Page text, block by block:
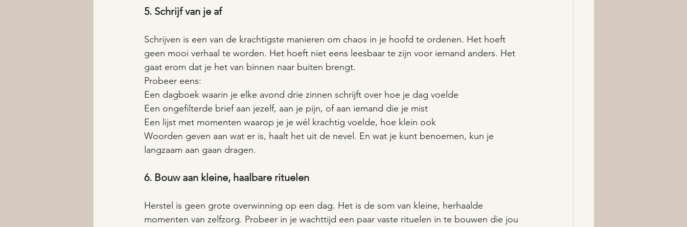
5. Schrijf van je af
Schrijven is een van de krachtigste manieren om chaos in je hoofd te ordenen. Het hoeft
geen mooi verhaal te worden. Het hoeft niet eens leesbaar te zijn voor iemand anders. Het
gaat erom dat je het van binnen naar buiten brengt.
Probeer eens:
Een dagboek waarin je elke avond drie zinnen schrijft over hoe je dag voelde
Een ongefilterde brief aan jezelf, aan je pijn, of aan iemand die je mist
Een lijst met momenten waarop je je wél krachtig voelde, hoe klein ook
Woorden geven aan wat er is, haalt het uit de nevel. En wat je kunt benoemen, kun je
langzaam aan gaan dragen.
6. Bouw aan kleine, haalbare rituelen
Herstel is geen grote overwinning op een dag. Het is de som van kleine, herhaalde
momenten van zelfzorg. Probeer in je wachttijd een paar vaste rituelen in te bouwen die jou